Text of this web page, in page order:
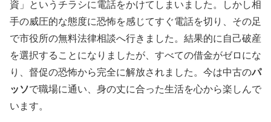
資」というチラシに電話をかけてしまいました。しかし相
手の威圧的な態度に恐怖を感じてすぐ電話を切り、その足
で市役所の無料法律相談へ行きました。結果的に自己破産
を選択することになりましたが、すべての借金がゼロにな
り、督促の恐怖から完全に解放されました。今は中古のパ
ッソで職場に通い、身の丈に合った生活を心から楽しんで
います。